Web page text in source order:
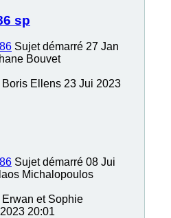
sp
Sujet démarré 27 Jan
Bouvet
Boris Ellens 23 Jui 2023
Sujet démarré 08 Jui
Michalopoulos
Erwan et Sophie
20:01